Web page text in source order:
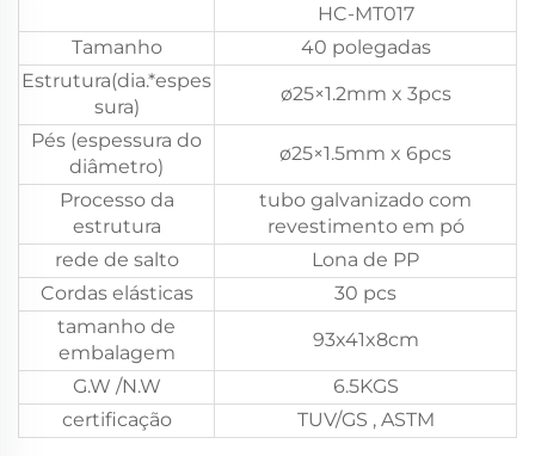
HC-MT017
Tamanho
40 polegadas
Estrutura(dia.*espes
sura)
ø25×1.2mm x 3pcs
Pés (espessura do
diâmetro)
ø25×1.5mm x 6pcs
Processo da
estrutura
tubo galvanizado com
revestimento em pó
rede de salto
Lona de PP
Cordas elásticas
30 pcs
tamanho de
embalagem
93x41x8cm
G.W /N.W
6.5KGS
certificação
TUV/GS , ASTM